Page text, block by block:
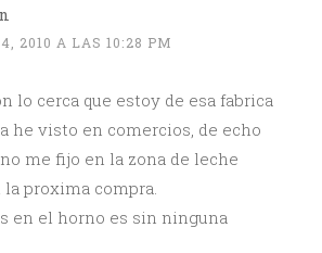
2010 A LAS 10:28 PM
lo cerca que estoy de esa fabrica
he visto en comercios, de echo
me fijo en la zona de leche
proxima compra.
en el horno es sin ninguna